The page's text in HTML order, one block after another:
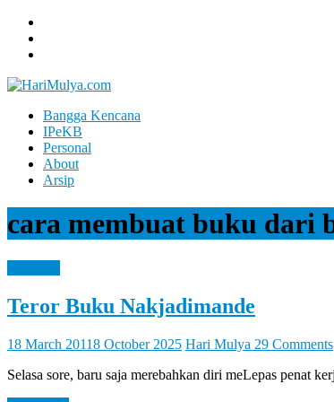
Skip
content
Hari
Mulya
Brain
Can
Analyze
Right
Brain
You
Feel
It
Bangga Kencana
IPeKB
Personal
About
Arsip
cara membuat buku dari
Teror Buku Nakjadimande
18 March 20118 October 2025 Hari Mulya 29 Comments
Selasa sore, baru saja merebahkan diri meLepas penat